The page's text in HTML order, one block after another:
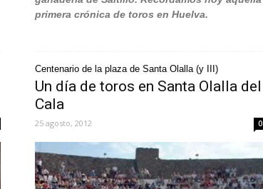
primera crónica de toros en Huelva.
Centenario de la plaza de Santa Olalla (y III)
Un día de toros en Santa Olalla del
Cala
25 agosto, 2012 0